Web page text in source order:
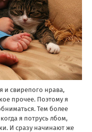
и свирепого нрава,
прочее. Поэтому я
Тем более
я потрусь лбом,
И сразу начинают же